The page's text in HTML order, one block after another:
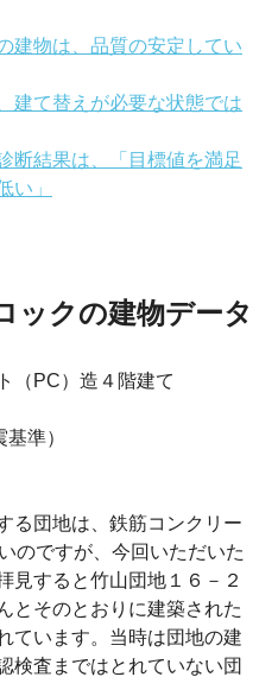
建物は、品質の安定してい
建て替えが必要な状態では
断結果は、「目標値を満足
い」
ックの建物データ
（PC）造４階建て
準）
る団地は、鉄筋コンクリー
のですが、今回いただいた
見すると竹山団地１６－２
とそのとおりに建築された
ています。当時は団地の建
検査まではとれていない団